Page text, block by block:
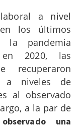
a nivel
los últimos
pandemia
en 2020, las
recuperaron
a niveles de
al observado
a la par de
una